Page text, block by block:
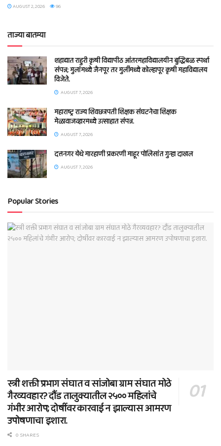
AUGUST 2, 2026 96
ताज्या बातम्या
शहाद्यात राहुरी कृषी विद्यापीठ आंतरमहाविद्यालयीन बुद्धिबळ स्पर्धा
संपन्न; मुलांमध्ये जैनपूर तर मुलींमध्ये कोल्हापूर कृषी महाविद्यालय
विजेते.
AUGUST 7, 2026
महाराष्ट्र राज्य शिवछत्रपती शिक्षक संघटनेचा शिक्षक
मेळावाजव्हारमध्ये उत्साहात संपन्न.
AUGUST 7, 2026
दत्तनगर येथे मारहाणी प्रकरणी माहूर पोलिसांत गुन्हा दाखल
AUGUST 7, 2026
Popular Stories
स्त्री शक्ती प्रभाग संघात व सांजोबा ग्राम संघात मोठे
गैरव्यवहार? दौंड तालुक्यातील २५०० महिलांचे
गंभीर आरोप; दोषींवर कारवाई न झाल्यास आमरण
उपोषणाचा इशारा.
0 SHARES